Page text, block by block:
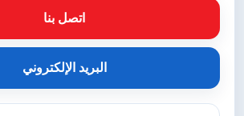
اتصل بنا
البريد الإلكتروني